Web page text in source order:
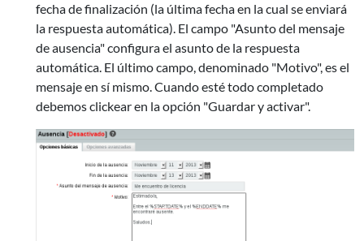
fecha de finalización (la última fecha en la cual se enviará
la respuesta automática). El campo "Asunto del mensaje
de ausencia" configura el asunto de la respuesta
automática. El último campo, denominado "Motivo", es el
mensaje en sí mismo. Cuando esté todo completado
debemos clickear en la opción "Guardar y activar".